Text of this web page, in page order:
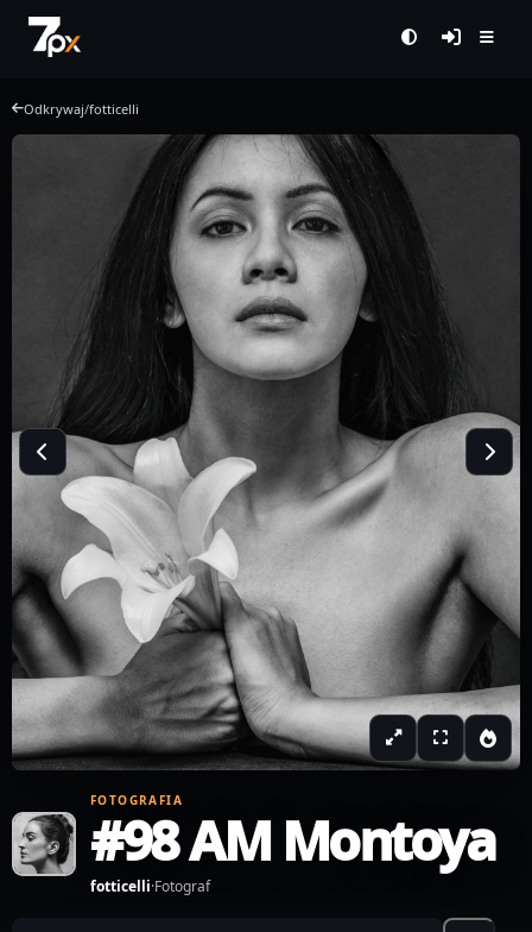
Odkrywaj/fotticelli
FOTOGRAFIA
#98 AM Montoya
fotticelli·Fotograf